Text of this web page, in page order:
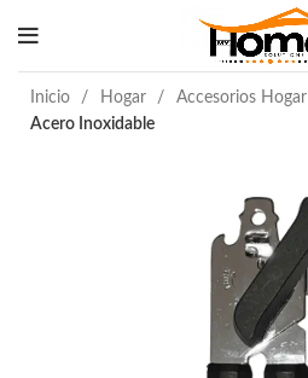
Inicio Hogar Accesorios Hogar
Acero Inoxidable